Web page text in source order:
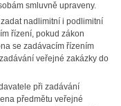
smluvně upraveny.
nadlimitní i podlimitní
řízení, pokud zákon
se zadávacím řízením
veřejné zakázky do
při zadávání
předmětu veřejné